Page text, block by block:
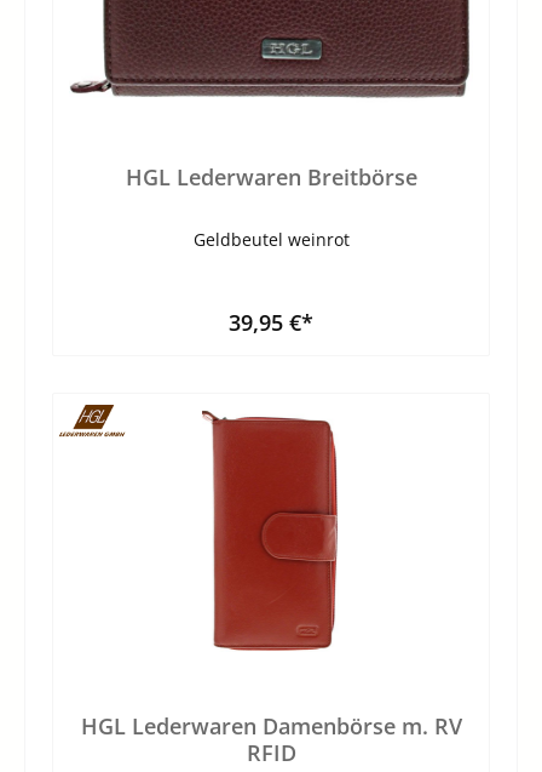
HGL Lederwaren Breitbörse
Geldbeutel weinrot
39,95 €*
HGL Lederwaren Damenbörse m. RV
RFID